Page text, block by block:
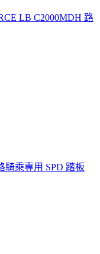
LB C2000MDH 路
騎乘專用 SPD 踏板